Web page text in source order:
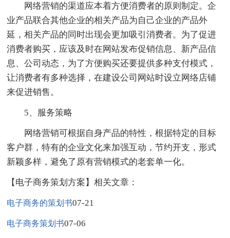
网络营销的渠道应本着方便消费者的原则制定。企
业产品联合其他企业的相关产品为自己企业的产品外
延，相关产品的同时出现会更加吸引消费者。为了促进
消费者购买，应该及时在网站发布促销信息、新产品信
息、公司动态，为了方便购买还要提供多种支付模式，
让消费者有多种选择，在建设公司网站时设立网络店铺
来促进销售。
5、服务策略
网络营销可根据自身产品的特性，根据特定的目标
客户群，特有的企业文化来加强互动，节约开支，形式
新颖多样，避免了原有营销模式的老套单一化。
【电子商务策划方案】相关文章：
电子商务的策划书07-21
电子商务策划书07-06